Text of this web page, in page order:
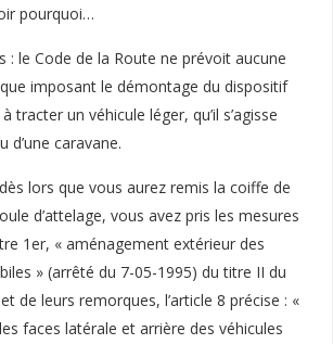
pourquoi…
: le Code de la Route ne prévoit aucune
imposant le démontage du dispositif
tracter un véhicule léger, qu’il s’agisse
d’une caravane.
lors que vous aurez remis la coiffe de
d’attelage, vous avez pris les mesures
1er, « aménagement extérieur des
» (arrêté du 7-05-1995) du titre II du
de leurs remorques, l’article 8 précise : «
faces latérale et arrière des véhicules